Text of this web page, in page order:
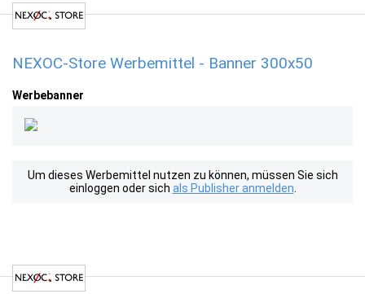
NEXOC-Store Werbemittel - Banner 300x50
Werbebanner
Um dieses Werbemittel nutzen zu können, müssen Sie sich
einloggen oder sich als Publisher anmelden